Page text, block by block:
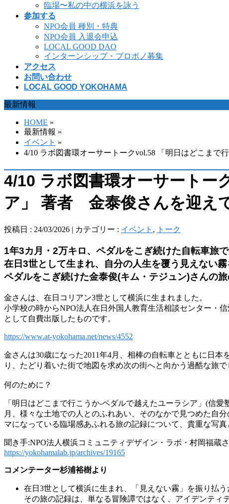
臨場〜私の中の横浜を詠う
参加する
NPO会員 種別・特典
NPO会員 入退会申込
LOCAL GOOD DAO
インターンシップ・プロボノ募集
アクセス
お問い合わせ
LOCAL GOOD YOKOHAMA
最新情報
HOME »
最新情報 »
イベント »
4/10 ラボ図書環オーサートークvol.58 「明日はどこま
4/10 ラボ図書環オーサートー
ア」 著者 金泰俊さんを迎え
投稿日 : 24/03/2026 | カテゴリー : イベント , トーク
1年3カ月・2万キロ、ペダルをこぎ続けた自転車旅
在日3世として生まれ、自分の人生を覆う見えない
ペダルをこぎ続けた金泰俊(キム・テジュン)さんの
金さんは、在日コリアン3世として横浜に生まれました。
小学校の時からNPO法人在日外国人教育生活相談センター・
として自費出版したものです。
https://www.at-yokohama.net/news/4552​
金さんは30歳になった2011年4月、相棒の自転車とともに日
り、たどり着いた街で地図を求め次の街へと向かう過酷な旅で
何のために？
「明日はどこまで行こうか-ペダルで越えたユーラシア」(信
月、様々な土地での人とのふれあい、そのなかで見つめた自
マになっている臨場感あふれる旅の記録について、貴重な写真
聞き手:NPO法人横浜コミュニティデザイン・ラボ・村岡福蔵
https://yokohamalab.jp/archives/19165
コメンテーター杉浦裕樹より
在日3世として横浜に生まれ、「見えない霧」を振り払
その旅の記録は、単なる冒険譚ではなく、アイデンティ